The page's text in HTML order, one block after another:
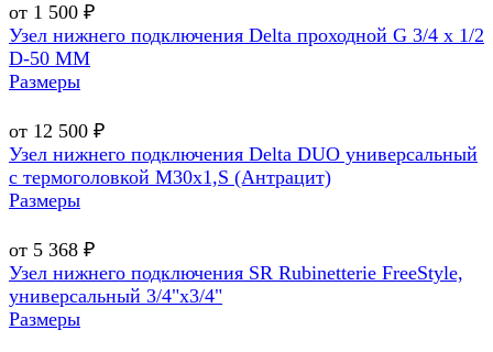
от 1 500 ₽
Узел нижнего подключения Delta проходной G 3/4 х 1/2
D-50 MM
Размеры
от 12 500 ₽
Узел нижнего подключения Delta DUO универсальный
с термоголовкой М30х1,Ѕ (Антрацит)
Размеры
от 5 368 ₽
Узел нижнего подключения SR Rubinetterie FreeStyle,
универсальный 3/4"х3/4"
Размеры